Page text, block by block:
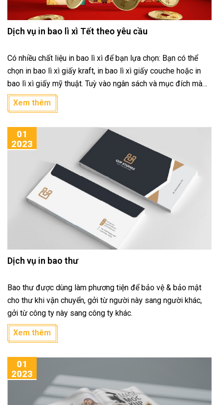
Dịch vụ in bao lì xì Tết theo yêu cầu
Có nhiều chất liệu in bao lì xì để bạn lựa chọn: Bạn có thể
chọn in bao lì xì giấy kraft, in bao lì xì giấy couche hoặc in
bao lì xì giấy mỹ thuật. Tuỳ vào ngân sách và mục đích mà
đưa ra sự lựa chọn cho phù hợp. Hãy tham khảo quan bài
viết dưới đây nhé!
Xem thêm
Dịch vụ in bao thư
Bao thư được dùng làm phương tiện để bảo vệ & bảo mật
cho thư khi vận chuyển, gởi từ người này sang người khác,
gởi từ công ty này sang công ty khác.
Xem thêm
01
2023
01
2023